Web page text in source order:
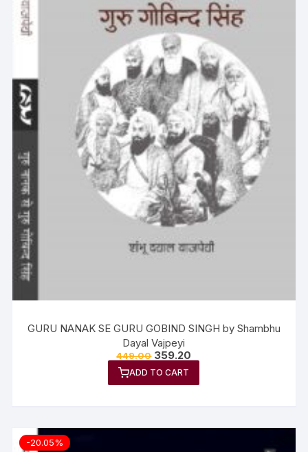
GURU NANAK SE GURU GOBIND SINGH by Shambhu
Dayal Vajpeyi
449.00 359.20
ADD TO CART
-20.05%